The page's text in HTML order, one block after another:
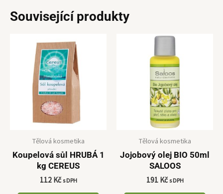
Související produkty
Tělová kosmetika
Koupelová sůl HRUBÁ 1
kg CEREUS
112 Kč s DPH
Tělová kosmetika
Jojobový olej BIO 50ml
SALOOS
191 Kč s DPH